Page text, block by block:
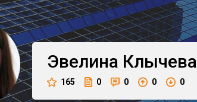
Эвелина Клычева
165 0 0 0 0